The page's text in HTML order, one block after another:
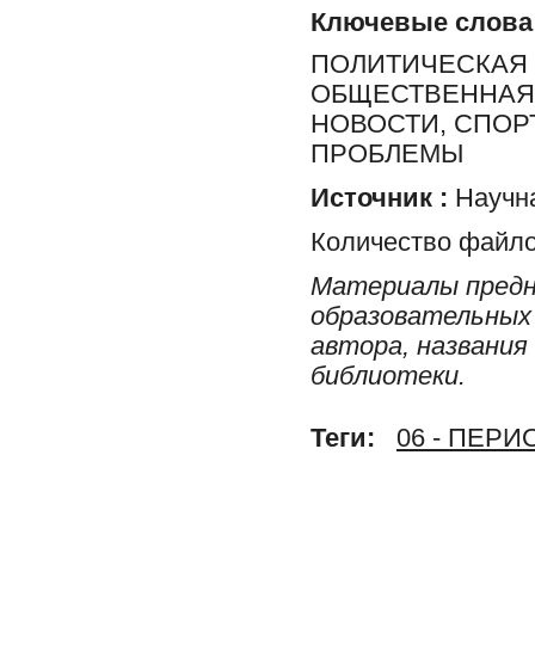
Ключевые слова
НОВОСТИ,
ПРОБЛЕМЫ
Источник :
Количество
Материалы
автора,
библиотеки.
Теги: 06 -